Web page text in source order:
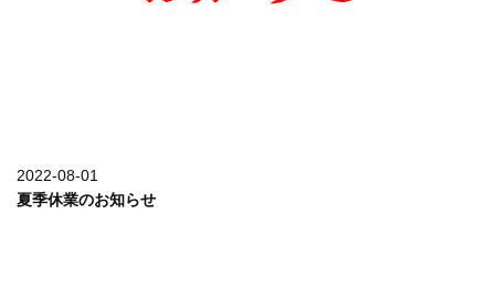
2022-08-01
夏季休業のお知らせ